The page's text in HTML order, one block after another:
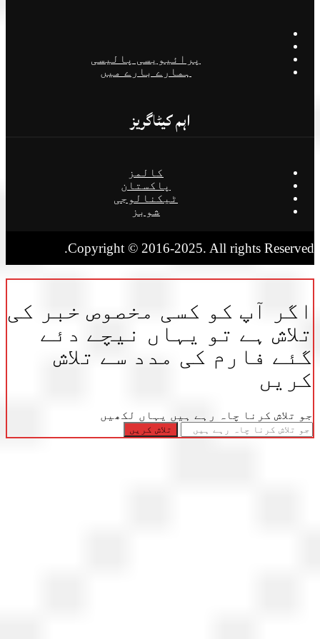
پرائیویسی پالیسی
ہمارے بارے میں
اہم کیٹاگریز
کالمز
پاکستان
ٹیکنالوجی
شوبز
Copyright © 2016-2025. All rights
آپ کو کسی مخصوص خبر کی
ہے تو یہاں نیچے دئے
فارم کی مدد سے تلاش
تلاش کرنا چاہ رہے ہیں یہاں لکھیں